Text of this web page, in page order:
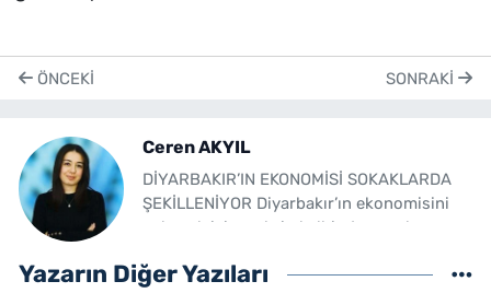
ÖNCEKI SONRAKI
Ceren AKYIL
DİYARBAKIR’IN EKONOMİSİ SOKAKLARDA
ŞEKİLLENİYOR Diyarbakır’ın ekonomisini
anlamak için, şehrin kalbinde yer alan
bir esnaf, her caddede bir ticaret alışverişi,
Yazarın Diğer Yazıları